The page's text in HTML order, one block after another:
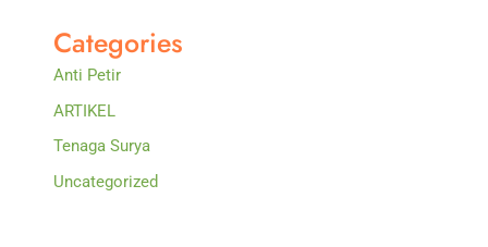
Categories
Anti Petir
ARTIKEL
Tenaga Surya
Uncategorized